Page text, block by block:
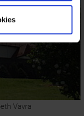
Vavra